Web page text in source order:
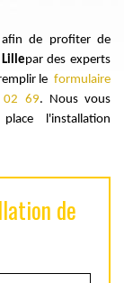
afin de profiter de
Lillepar des experts
leformulaire
69. Nous vous
l'installation
de